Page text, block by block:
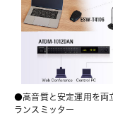
●高音質と安定運用を両
ランスミッター